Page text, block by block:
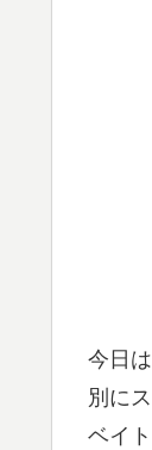
今日
別に
ベイ